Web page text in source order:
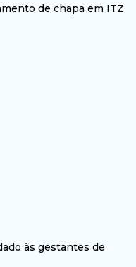
de chapa em ITZ
às gestantes de